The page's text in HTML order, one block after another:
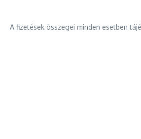
A fizetések összegei minden esetben